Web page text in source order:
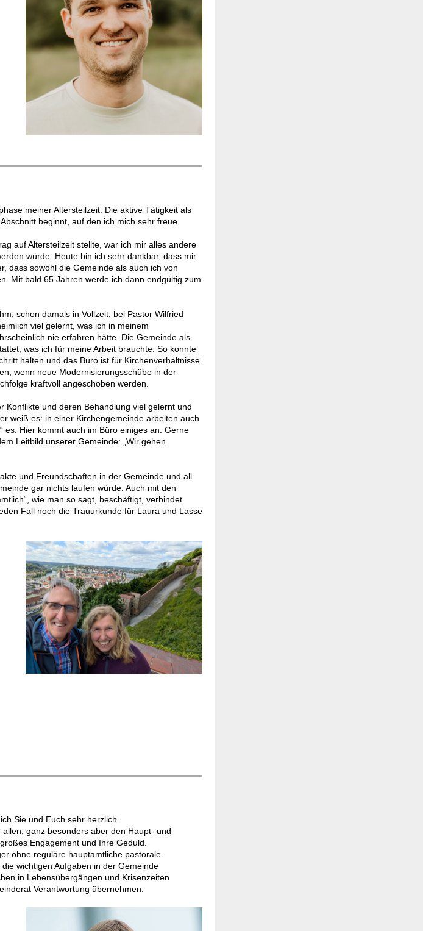
meiner Altersteilzeit. Die aktive Tätigkeit als
beginnt, auf den ich mich sehr freue.
auf Altersteilzeit stellte, war ich mir alles andere
würde. Heute bin ich sehr dankbar, dass mir
dass sowohl die Gemeinde als auch ich von
Mit bald 65 Jahren werde ich dann endgültig zum
schon damals in Vollzeit, bei Pastor Wilfried
viel gelernt, was ich in meinem
nie erfahren hätte. Die Gemeinde als
was ich für meine Arbeit brauchte. So konnte
halten und das Büro ist für Kirchenverhältnisse
wenn neue Modernisierungsschübe in der
kraftvoll angeschoben werden.
Konflikte und deren Behandlung viel gelernt und
weiß es: in einer Kirchengemeinde arbeiten auch
es. Hier kommt auch im Büro einiges an. Gerne
Leitbild unserer Gemeinde: „Wir gehen
und Freundschaften in der Gemeinde und all
gar nichts laufen würde. Auch mit den
wie man so sagt, beschäftigt, verbindet
Fall noch die Trauurkunde für Laura und Lasse
Sie und Euch sehr herzlich.
ganz besonders aber den Haupt- und
Engagement und Ihre Geduld.
ohne reguläre hauptamtliche pastorale
wichtigen Aufgaben in der Gemeinde
in Lebensübergängen und Krisenzeiten
Verantwortung übernehmen.